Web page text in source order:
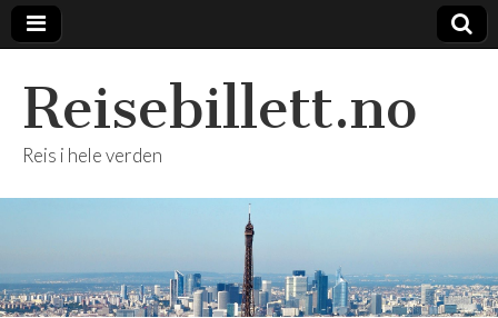
Reisebillett.no
Reis i hele verden